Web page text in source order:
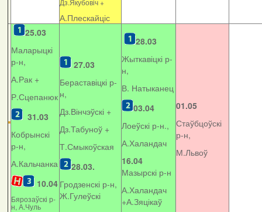
Дз.Якубовіч +
А.Плескайціс
25.03
Маларыцкі
р-н,
А.Рак +
Р.Сцепанюк
31.03
Кобрынскі
р-н,
А.Кальчанка
10.04
Бярозаўскі р-
н, А.Чуль
27.03
Бераставіцкі р-
н,
Дз.Вінчэўскі +
Дз.Табуноў +
Т.Смыкоўская
28.03.
Гродзенскі р-н,
Ж.Гулеўскі
28.03
Жыткавіцкі р-
н,
В. Натыканец
03.04
Лоеўскі р-н.,
А.Халандач
16.04
Мазырскі р-н
А.Халандач
+А.Зяцікаў
01.05
Стаўбцоўскі
р-н,
М.Львоў